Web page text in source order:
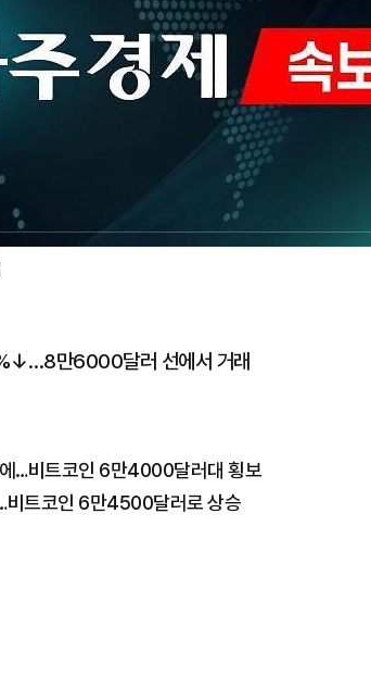
만6000달러 선에서 거래
…비트코인 6만4000달러대 횡보
비트코인 6만4500달러로 상승